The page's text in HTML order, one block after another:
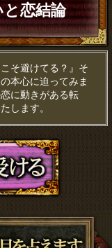
恋結論
そ避けてる？』そ
本心に迫ってみま
に動きがある転
します。